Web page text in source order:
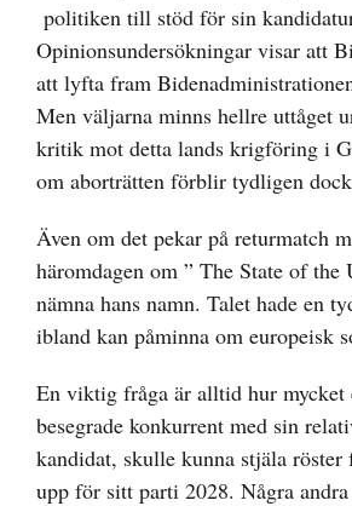
politiken till stöd för sin
Opinionsundersökningar visar att
att lyfta fram
Men väljarna minns hellre uttåget
kritik mot detta lands krigföring i
om aborträtten förblir tydligen
Även om det pekar på returmatch
häromdagen om ” The State of
nämna hans namn. Talet hade en
ibland kan påminna om europeisk
En viktig fråga är alltid hur mycket
besegrade konkurrent med sin
kandidat, skulle kunna stjäla
upp för sitt parti 2028. Några